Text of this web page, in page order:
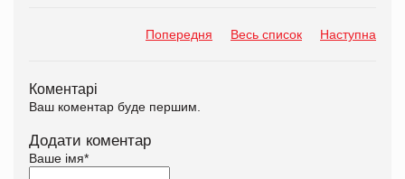
Попередня Весь список Наступна
Коментарі
Ваш коментар буде першим.
Додати коментар
Ваше імя*